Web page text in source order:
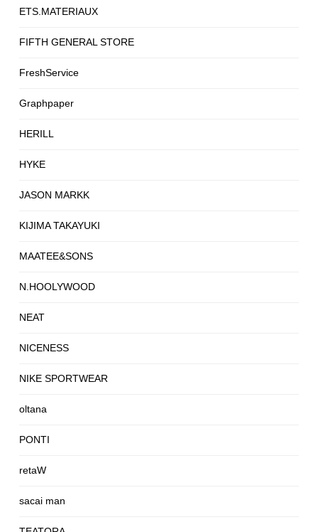
ETS.MATERIAUX
FIFTH GENERAL STORE
FreshService
Graphpaper
HERILL
HYKE
JASON MARKK
KIJIMA TAKAYUKI
MAATEE&SONS
N.HOOLYWOOD
NEAT
NICENESS
NIKE SPORTWEAR
oltana
PONTI
retaW
sacai man